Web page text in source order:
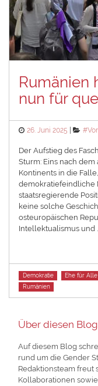
Rumänien
nun für
Posted
26. Juni 2025
Der Aufstieg des
Sturm: Eins nach
Kontinents in die
demokratiefeindliche
staatsregierende
keine solche
osteuropäischen
Intellektualismus und …
Tags
Demokratie Ehe für Alle
Rumänien
Über diesen Blog
Auf diesem Blog
rund um die Gender
Redaktionsteam freut
Kollaborationen